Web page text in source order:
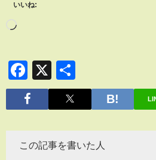
いいね:
Facebook
X
有
この記事を書いた人